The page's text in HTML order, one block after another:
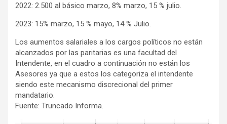
2022: 2.500 al básico marzo, 8% marzo, 15 % julio.
2023: 15% marzo, 15 % mayo, 14 % Julio.
Los aumentos salariales a los cargos políticos no están
alcanzados por las paritarias es una facultad del
Intendente, en el cuadro a continuación no están los
Asesores ya que a estos los categoriza el intendente
siendo este mecanismo discrecional del primer
mandatario.
Fuente: Truncado Informa.